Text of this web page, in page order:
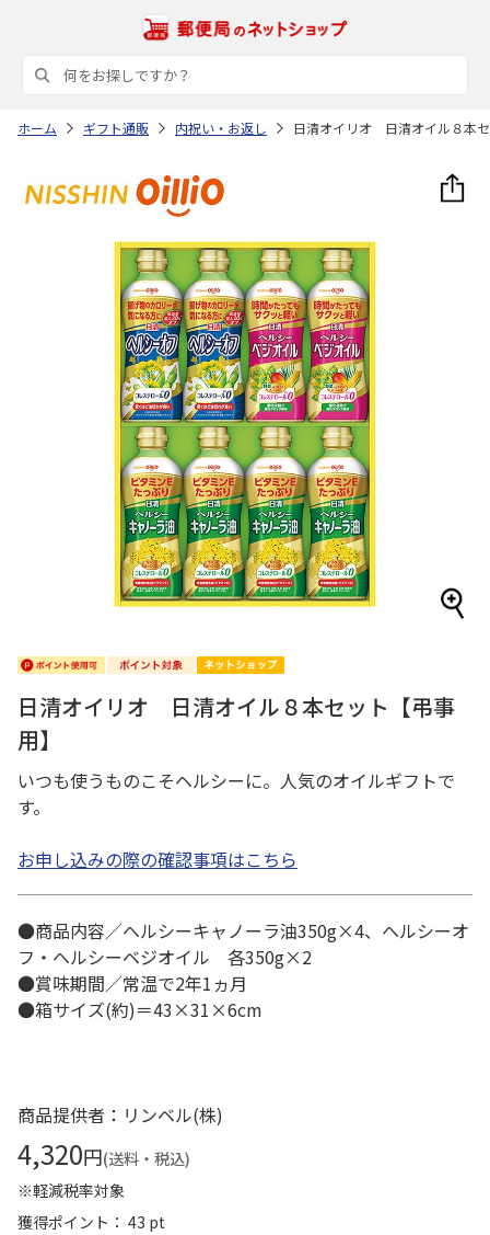
ホーム ギフト通販 内祝い・お返し 日清オイリオ 日清オイル８本
日清オイリオ 日清オイル８本セット【弔事
用】
いつも使うものこそヘルシーに。人気のオイルギフトで
す。
お申し込みの際の確認事項はこちら
●商品内容／ヘルシーキャノーラ油350g×4、ヘルシーオ
フ・ヘルシーベジオイル 各350g×2
●賞味期間／常温で2年1ヵ月
●箱サイズ(約)＝43×31×6cm
商品提供者：リンベル(株)
4,320円(送料・税込)
※軽減税率対象
獲得ポイント： 43 pt